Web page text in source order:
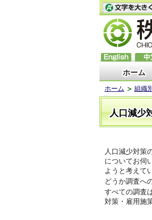
ホーム
ホーム 組織
人口減少
人口減少対策
についてお伺
ようと考えて
どうか調査へ
すべての調査
対策・雇用施